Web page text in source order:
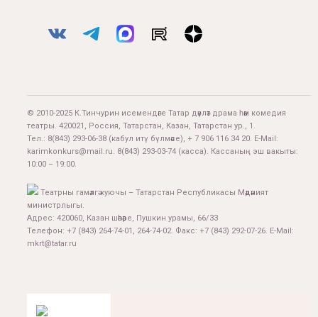
© 2010-2025 К.Тинчурин исемендәге Татар дәүләт драма һәм комедия
театры. 420021, Россия, Татарстан, Казан, Татарстан ур., 1.
Тел.: 8(843) 293-06-38 (кабул итү бүлмәсе), + 7 906 116 34 20. E-Mail:
karimkonkurs@mail.ru. 8(843) 293-03-74 (касса). Кассаның эш вакыты:
10:00 – 19:00.
Театрны гамәлгә куючы – Татарстан Республикасы Мәдәният
министрлыгы.
Адрес: 420060, Казан шәһәре, Пушкин урамы, 66/33
Телефон: +7 (843) 264-74-01, 264-74-02. Факс: +7 (843) 292-07-26. E-Mail:
mkrt@tatar.ru